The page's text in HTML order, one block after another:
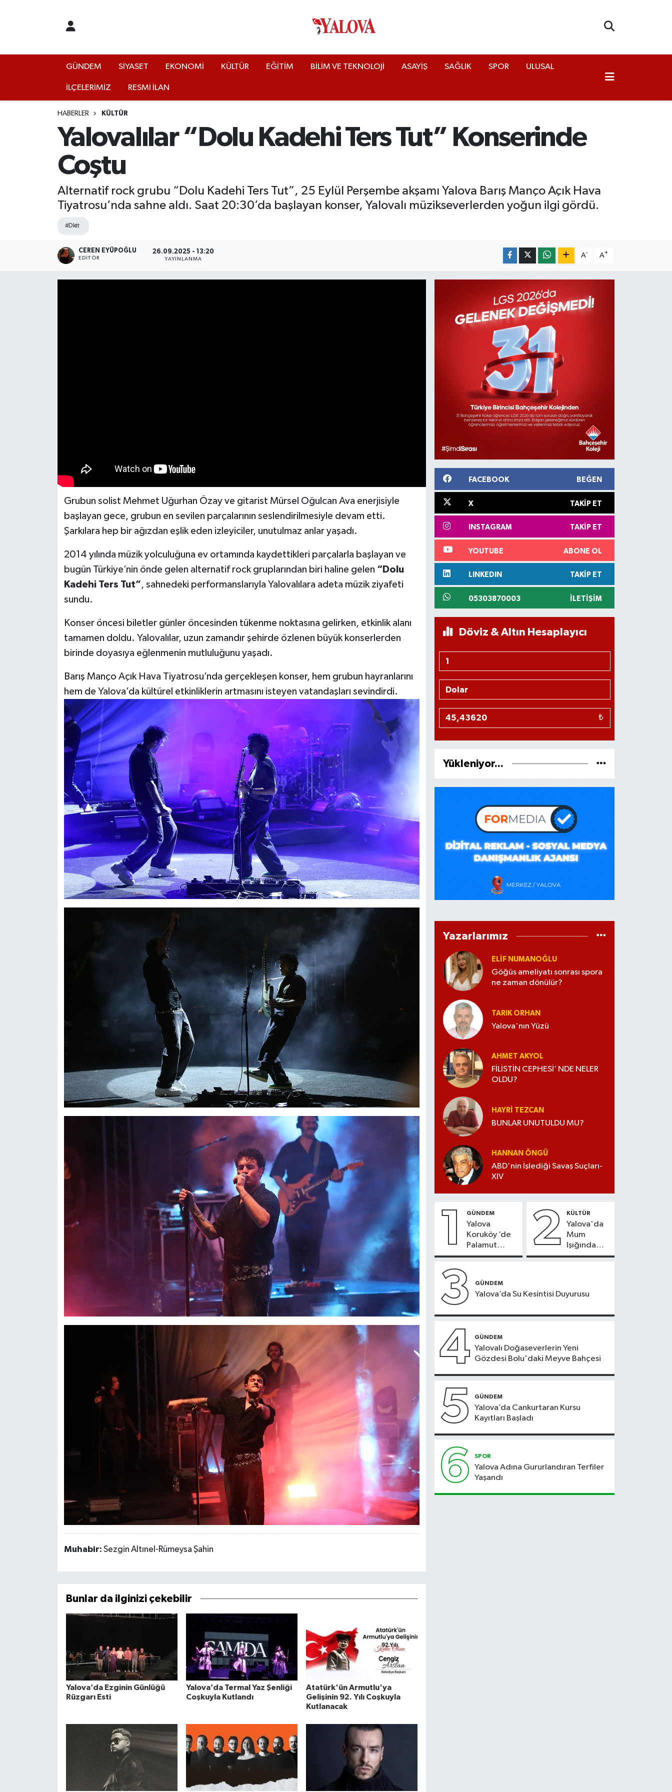
GÜNDEM SİYASET EKONOMİ KÜLTÜR EĞİTİM BİLİM VE TEKNOLOJİ ASAYİŞ SAĞLIK SPOR ULUSAL
İLÇELERİMİZ RESMİ İLAN
HABERLER KÜLTÜR
Yalovalılar “Dolu Kadehi Ters Tut” Konserinde
Coştu
Alternatif rock grubu “Dolu Kadehi Ters Tut”, 25 Eylül Perşembe akşamı Yalova Barış Manço Açık Hava
Tiyatrosu’nda sahne aldı. Saat 20:30’da başlayan konser, Yalovalı müzikseverlerden yoğun ilgi gördü.
#Dktt
CEREN EYÜPOĞLU
EDITÖR
26.09.2025 - 13:20
YAYINLANMA
A- A+
Grubun solist Mehmet Uğurhan Özay ve gitarist Mürsel Oğulcan Ava enerjisiyle
başlayan gece, grubun en sevilen parçalarının seslendirilmesiyle devam etti.
Şarkılara hep bir ağızdan eşlik eden izleyiciler, unutulmaz anlar yaşadı.
2014 yılında müzik yolculuğuna ev ortamında kaydettikleri parçalarla başlayan ve
bugün Türkiye’nin önde gelen alternatif rock gruplarından biri haline gelen “Dolu
Kadehi Ters Tut”, sahnedeki performanslarıyla Yalovalılara adeta müzik ziyafeti
sundu.
Konser öncesi biletler günler öncesinden tükenme noktasına gelirken, etkinlik alanı
tamamen doldu. Yalovalılar, uzun zamandır şehirde özlenen büyük konserlerden
birinde doyasıya eğlenmenin mutluluğunu yaşadı.
Barış Manço Açık Hava Tiyatrosu’nda gerçekleşen konser, hem grubun hayranlarını
hem de Yalova’da kültürel etkinliklerin artmasını isteyen vatandaşları sevindirdi.
Muhabir: Sezgin Altınel-Rümeysa Şahin
Bunlar da ilginizi çekebilir
Yalova’da Ezginin Günlüğü
Rüzgarı Esti
Yalova’da Termal Yaz Şenliği
Coşkuyla Kutlandı
Atatürk'ün Armutlu'ya
Gelişinin 92. Yılı Coşkuyla
Kutlanacak
FACEBOOK BEĞEN
X TAKIP ET
INSTAGRAM TAKIP ET
YOUTUBE ABONE OL
LINKEDIN TAKIP ET
05303870003 İLETIŞIM
Döviz & Altın Hesaplayıcı
₺
Yükleniyor...
Yazarlarımız
ELİF NUMANOĞLU
Göğüs ameliyatı sonrası spora
ne zaman dönülür?
TARIK ORHAN
Yalova'nın Yüzü
AHMET AKYOL
FİLİSTİN CEPHESİ’ NDE NELER
OLDU?
HAYRI TEZCAN
BUNLAR UNUTULDU MU?
HANNAN ÖNGÜ
ABD'nin İşlediği Savaş Suçları-
XIV
1 GÜNDEM
Yalova
Koruköy ’de
Palamut
Sezonu
2 KÜLTÜR
Yalova'da
Mum
Işığında
Konser
3 GÜNDEM
Yalova’da Su Kesintisi Duyurusu
4 GÜNDEM
Yalovalı Doğaseverlerin Yeni
Gözdesi Bolu'daki Meyve Bahçesi
5 GÜNDEM
Yalova’da Cankurtaran Kursu
Kayıtları Başladı
6 SPOR
Yalova Adına Gururlandıran Terfiler
Yaşandı
EKONOMİ
KÜLTÜR
BİLİM VE TEKNOLOJİ
Yalova Hava Durumu
Yalova Namaz Vakitleri
Yalova Trafik Yoğunluk Haritası
Puan Durumu ve Fikstür
Tüm Manşetler
Son Dakika Haberleri